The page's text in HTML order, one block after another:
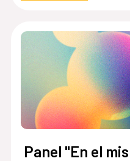
Panel "En el